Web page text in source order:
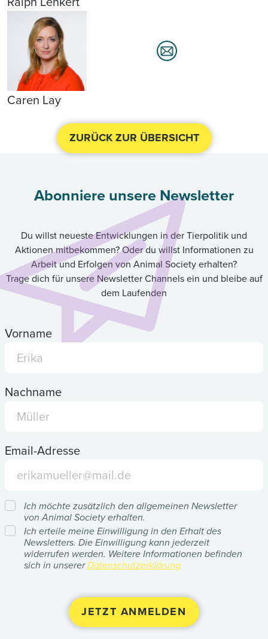
Caren Lay
ZURÜCK ZUR ÜBERSICHT
Abonniere unsere Newsletter
Du willst neueste Entwicklungen in der Tierpolitik und
Aktionen mitbekommen? Oder du willst Informationen zu
Arbeit und Erfolgen von Animal Society erhalten?
Trage dich für unsere Newsletter Channels ein und bleibe auf
dem Laufenden
Vorname
Nachname
Email-Adresse
Ich möchte zusätzlich den allgemeinen Newsletter
von Animal Society erhalten.
Ich erteile meine Einwilligung in den Erhalt des
Newsletters. Die Einwilligung kann jederzeit
widerrufen werden. Weitere Informationen befinden
sich in unsererDatenschutzerklärung